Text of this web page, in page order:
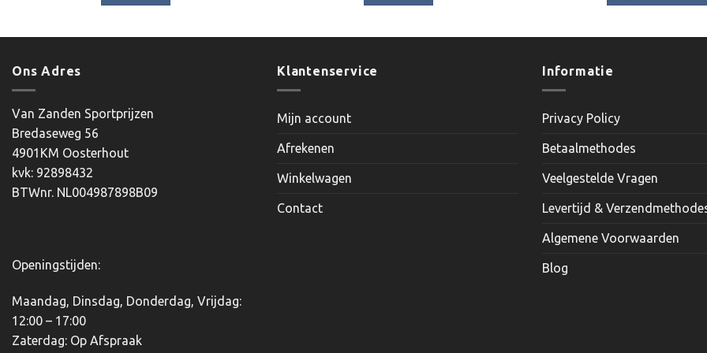
de
Ons Adres
Van Zanden Sportprijzen
Bredaseweg 56
4901KM Oosterhout
kvk: 92898432
BTWnr. NL004987898B09
Openingstijden:
Maandag, Dinsdag, Donderdag, Vrijdag:
12:00 – 17:00
Zaterdag: Op Afspraak
Klantenservice
Mijn account
Afrekenen
Winkelwagen
Contact
Informatie
Privacy Policy
Betaalmethodes
Veelgestelde Vragen
Levertijd &
Algemene Voorwaarden
Blog